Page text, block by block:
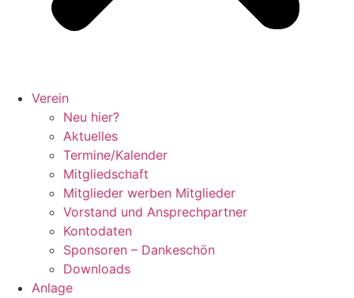
Verein
Neu hier?
Aktuelles
Termine/Kalender
Mitgliedschaft
Mitglieder werben Mitglieder
Vorstand und Ansprechpartner
Kontodaten
Sponsoren – Dankeschön
Downloads
Anlage